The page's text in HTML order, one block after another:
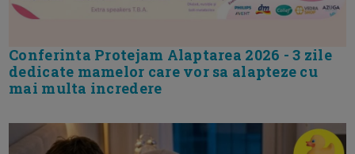
Conferinta Protejam Alaptarea 2026 - 3 zile
dedicate mamelor care vor sa alapteze cu
mai multa incredere